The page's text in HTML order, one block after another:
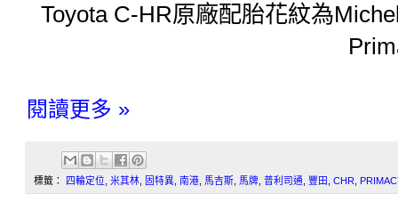
Toyota C-HR原廠配胎花紋為
閱讀更多 »
標籤： 四輪定位 米其林 固特異 南港 馬吉斯 馬牌 普利司通 豐田 CHR